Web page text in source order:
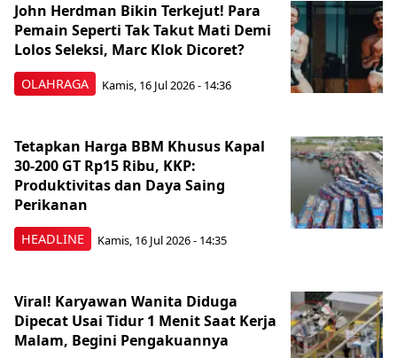
OLAHRAGA
John Herdman Bikin Terkejut! Para
Pemain Seperti Tak Takut Mati Demi
Lolos Seleksi, Marc Klok Dicoret?
Kamis, 16 Jul 2026 - 14:36
HEADLINE
Tetapkan Harga BBM Khusus Kapal
30-200 GT Rp15 Ribu, KKP:
Produktivitas dan Daya Saing
Perikanan
Kamis, 16 Jul 2026 - 14:35
Viral! Karyawan Wanita Diduga
Dipecat Usai Tidur 1 Menit Saat Kerja
Malam, Begini Pengakuannya